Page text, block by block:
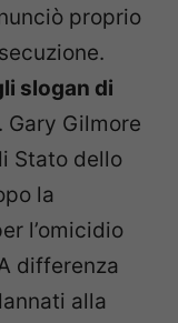
proprio
slogan di
. Gary Gilmore
Stato dello
la
l’omicidio
differenza
alla